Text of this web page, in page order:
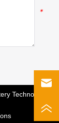
*
Technology